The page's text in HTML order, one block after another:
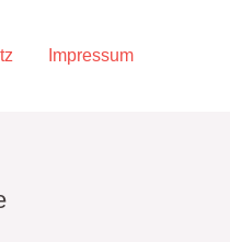
Impressum